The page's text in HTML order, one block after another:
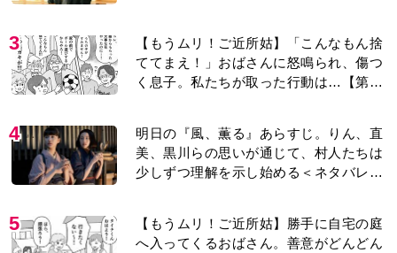
3
【もうムリ！ご近所姑】「こんなもん捨
ててまえ！」おばさんに怒鳴られ、傷つ
く息子。私たちが取った行動は…【第3
4
明日の『風、薫る』あらすじ。りん、直
美、黒川らの思いが通じて、村人たちは
少しずつ理解を示し始める＜ネタバレあ
5
【もうムリ！ご近所姑】勝手に自宅の庭
へ入ってくるおばさん。善意がどんどん